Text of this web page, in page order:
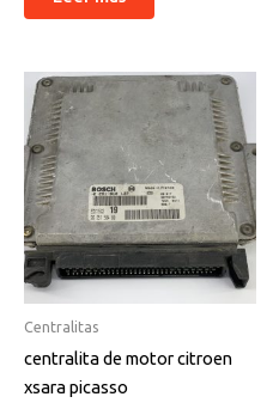
Centralitas
centralita de motor citroen
xsara picasso